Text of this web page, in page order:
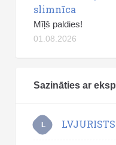
slimnīca
Mīļš paldies!
01.08.2026
Sazināties ar
L